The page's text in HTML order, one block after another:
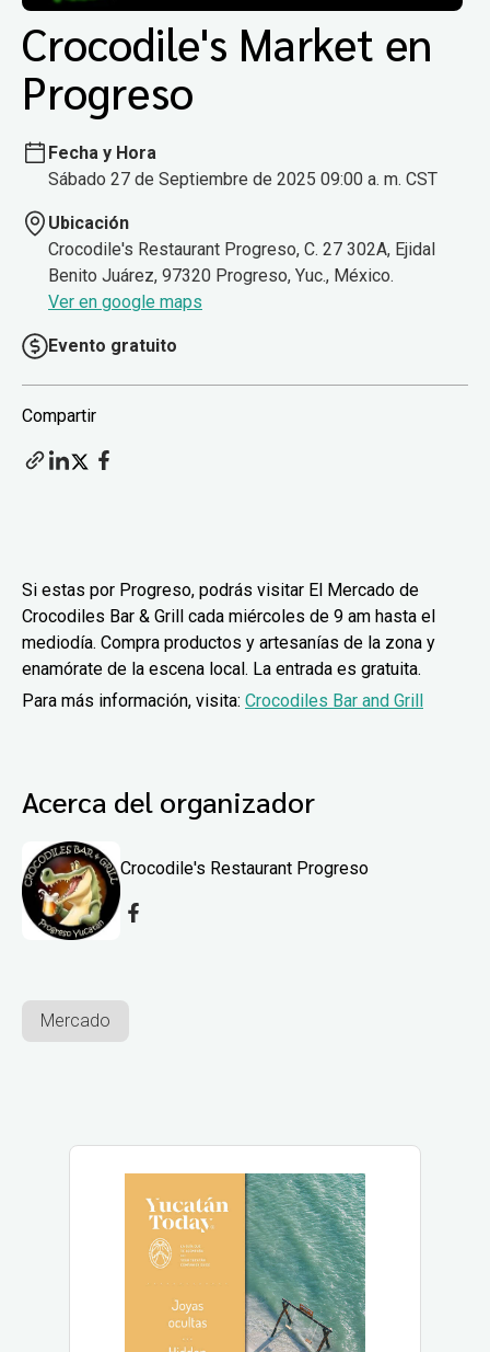
Crocodile's Market en
Progreso
Fecha y Hora
Sábado 27 de Septiembre de 2025 09:00 a. m. CST
Ubicación
Crocodile's Restaurant Progreso, C. 27 302A, Ejidal
Benito Juárez, 97320 Progreso, Yuc., México.
Ver en google maps
Evento gratuito
Compartir
Si estas por Progreso, podrás visitar El Mercado de
Crocodiles Bar & Grill cada miércoles de 9 am hasta el
mediodía. Compra productos y artesanías de la zona y
enamórate de la escena local. La entrada es gratuita.
Para más información, visita: Crocodiles Bar and Grill
Acerca del organizador
Crocodile's Restaurant Progreso
Mercado